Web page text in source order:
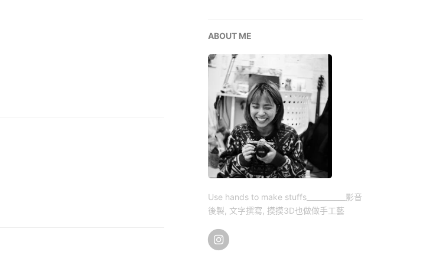
ABOUT ME
Use hands to make stuffs___________影音
後製, 文字撰寫, 摸摸3D也做做手工藝